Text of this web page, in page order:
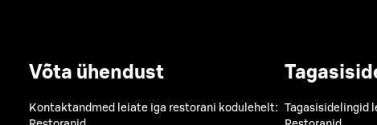
Võta ühendust
Kontaktandmed leiate iga restorani kodulehelt:
Tagasisidelingid